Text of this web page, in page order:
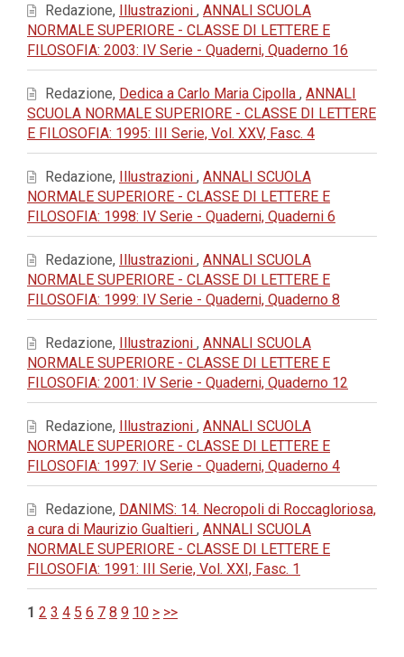
Redazione, Illustrazioni , ANNALI SCUOLA
NORMALE SUPERIORE - CLASSE DI LETTERE E
FILOSOFIA: 2003: IV Serie - Quaderni, Quaderno 16
Redazione, Dedica a Carlo Maria Cipolla , ANNALI
SCUOLA NORMALE SUPERIORE - CLASSE DI LETTERE
E FILOSOFIA: 1995: III Serie, Vol. XXV, Fasc. 4
Redazione, Illustrazioni , ANNALI SCUOLA
NORMALE SUPERIORE - CLASSE DI LETTERE E
FILOSOFIA: 1998: IV Serie - Quaderni, Quaderni 6
Redazione, Illustrazioni , ANNALI SCUOLA
NORMALE SUPERIORE - CLASSE DI LETTERE E
FILOSOFIA: 1999: IV Serie - Quaderni, Quaderno 8
Redazione, Illustrazioni , ANNALI SCUOLA
NORMALE SUPERIORE - CLASSE DI LETTERE E
FILOSOFIA: 2001: IV Serie - Quaderni, Quaderno 12
Redazione, Illustrazioni , ANNALI SCUOLA
NORMALE SUPERIORE - CLASSE DI LETTERE E
FILOSOFIA: 1997: IV Serie - Quaderni, Quaderno 4
Redazione, DANIMS: 14. Necropoli di Roccagloriosa,
a cura di Maurizio Gualtieri , ANNALI SCUOLA
NORMALE SUPERIORE - CLASSE DI LETTERE E
FILOSOFIA: 1991: III Serie, Vol. XXI, Fasc. 1
1 2 3 4 5 6 7 8 9 10 > >>